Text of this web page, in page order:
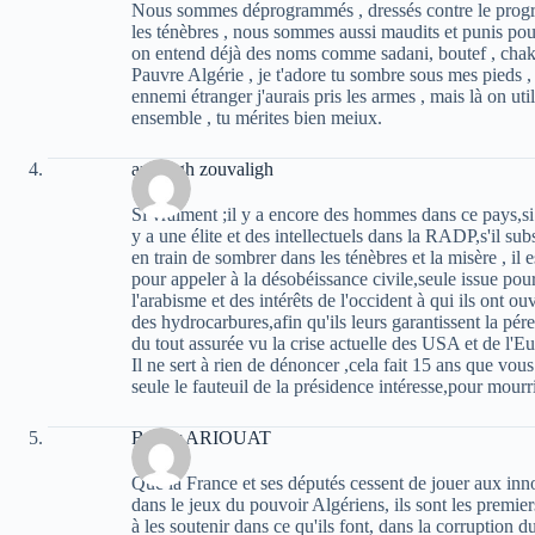
Nous sommes déprogrammés , dressés contre le
les ténèbres , nous sommes aussi maudits et punis
on entend déjà des noms comme sadani, boutef ,
Pauvre Algérie , je t'adore tu sombre sous mes
ennemi étranger j'aurais pris les armes , mais là on
ensemble , tu mérites bien meiux.
amazigh zouvaligh
Si vraiment ;il y a encore des hommes dans ce
y a une élite et des intellectuels dans la RADP,s'il
en train de sombrer dans les ténèbres et la misère , il
pour appeler à la désobéissance civile,seule issue
l'arabisme et des intérêts de l'occident à qui ils ont
des hydrocarbures,afin qu'ils leurs garantissent la
du tout assurée vu la crise actuelle des USA et de
Il ne sert à rien de dénoncer ,cela fait 15 ans que
seule le fauteuil de la présidence intéresse,pour
Bachir ARIOUAT
Que la France et ses députés cessent de jouer aux
dans le jeux du pouvoir Algériens, ils sont les
à les soutenir dans ce qu'ils font, dans la corruption